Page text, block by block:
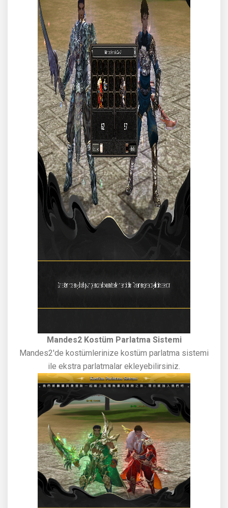
Mandes2 Kostüm Parlatma Sistemi
Mandes2'de kostümlerinize kostüm parlatma sistemi
ile ekstra parlatmalar ekleyebilirsiniz.